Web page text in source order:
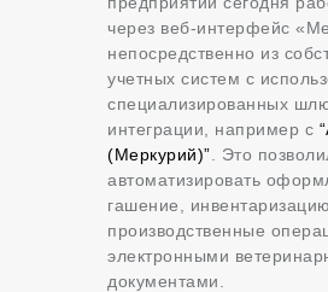
через веб-интерфейс
непосредственно из
учетных систем с
специализированных
интеграции, например с
(Меркурий)” . Это
автоматизировать
гашение,
производственные
электронными
документами.